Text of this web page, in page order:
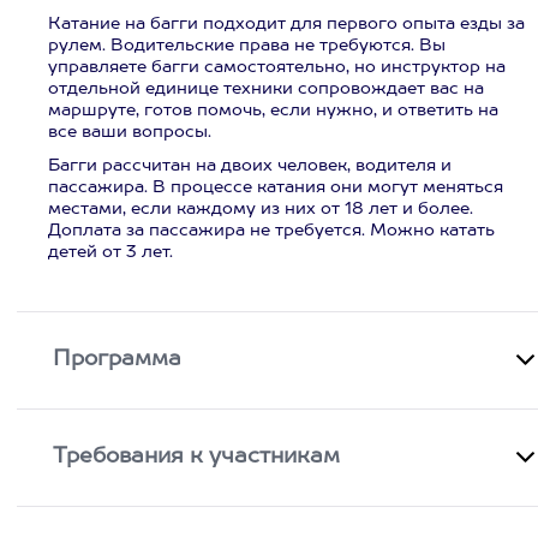
Катание на багги подходит для первого опыта езды за
рулем. Водительские права не требуются. Вы
управляете багги самостоятельно, но инструктор на
отдельной единице техники сопровождает вас на
маршруте, готов помочь, если нужно, и ответить на
все ваши вопросы.
Багги рассчитан на двоих человек, водителя и
пассажира. В процессе катания они могут меняться
местами, если каждому из них от 18 лет и более.
Доплата за пассажира не требуется. Можно катать
детей от 3 лет.
Программа
Требования к участникам